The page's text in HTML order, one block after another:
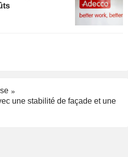
une stabilité de façade et une